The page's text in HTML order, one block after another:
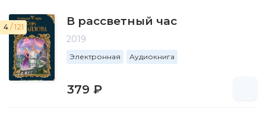
4 / 121 В рассветный час
2019
Электронная Аудиокнига
379 ₽